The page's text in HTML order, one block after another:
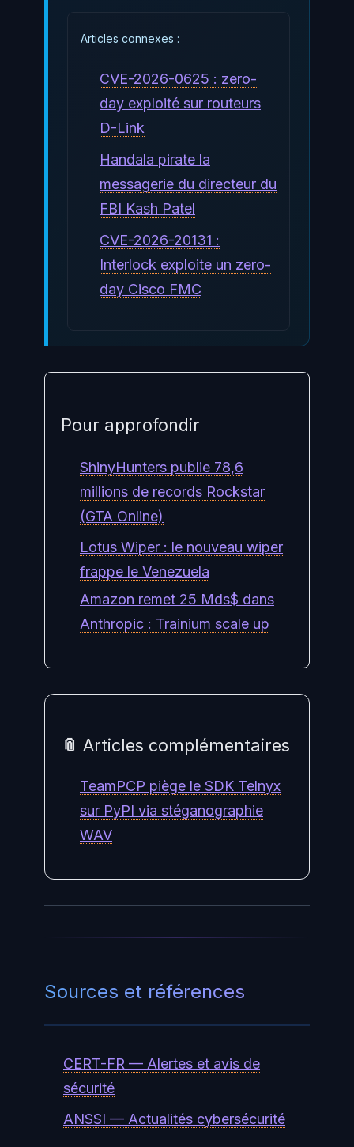
Articles connexes :
CVE-2026-0625 : zero-
day exploité sur routeurs
D-Link
Handala pirate la
messagerie du directeur du
FBI Kash Patel
CVE-2026-20131 :
Interlock exploite un zero-
day Cisco FMC
Pour approfondir
ShinyHunters publie 78,6
millions de records Rockstar
(GTA Online)
Lotus Wiper : le nouveau wiper
frappe le Venezuela
Amazon remet 25 Mds$ dans
Anthropic : Trainium scale up
📎 Articles complémentaires
TeamPCP piège le SDK Telnyx
sur PyPI via stéganographie
WAV
Sources et références
CERT-FR — Alertes et avis de
sécurité
ANSSI — Actualités cybersécurité